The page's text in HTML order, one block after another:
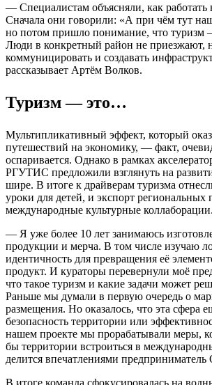
— Специалистам объясняли, как работать
Сначала они говорили: «А при чём тут
но потом пришло понимание, что туризм
Люди в конкретный район не приезжают,
коммуницировать и создавать
рассказывает Артём Волков.
Туризм — это…
Мультипликативный эффект, который
путешествий на экономику, — факт,
оспаривается. Однако в рамках
РГУТИС предложили взглянуть на
шире. В итоге к драйверам туризма
уроки для детей, и экспорт региональных
международные культурные коллаборации.
— Я уже более 10 лет занимаюсь
продукции и мерча. В том числе изучаю
идентичность для превращения её
продукт. И кураторы перевернули моё
что такое туризм и какие задачи может
Раньше мы думали в первую очередь о
размещения. Но оказалось, что эта сфера
безопасность территории или
нашем проекте мы прорабатывали меры,
бы территории встроиться в
делится впечатлениями
В итоге команда сфокусировалась на